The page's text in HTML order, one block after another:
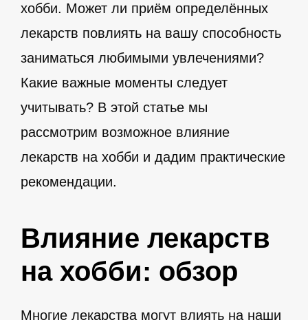
хобби. Может ли приём определённых
лекарств повлиять на вашу способность
заниматься любимыми увлечениями?
Какие важные моменты следует
учитывать? В этой статье мы
рассмотрим возможное влияние
лекарств на хобби и дадим практические
рекомендации.
Влияние лекарств
на хобби: обзор
Многие лекарства могут влиять на наши